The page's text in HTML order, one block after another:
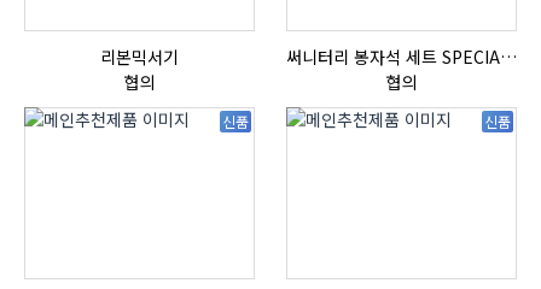
리본믹서기
협의
써니터리 봉자석 세트 SPECIAL , 봉자석 , 자석봉 , 호퍼용자석 , 전자석
협의
신품 신품